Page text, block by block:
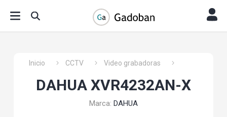
Inicio CCTV Video grabadoras
DAHUA XVR4232AN-X
Marca: DAHUA